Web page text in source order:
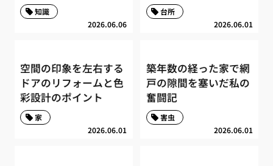
2026.06.06
知識
2026.06.01
台所
空間の印象を左右する
ドアのリフォームと色
彩設計のポイント
2026.06.01
家
築年数の経った家で網
戸の隙間を塞いだ私の
奮闘記
2026.06.01
害虫